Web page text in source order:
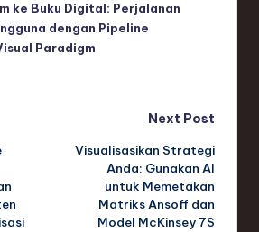
ke Buku Digital: Perjalanan
dengan Pipeline
Paradigm
Next Post
Visualisasikan Strategi
Anda: Gunakan AI
untuk Memetakan
Matriks Ansoff dan
Model McKinsey 7S